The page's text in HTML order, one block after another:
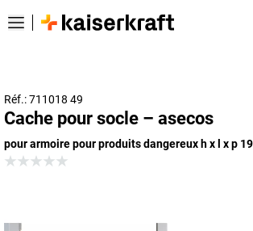
Réf.: 711018 49
Cache pour socle – asecos
pour armoire pour produits dangereux h x l x p